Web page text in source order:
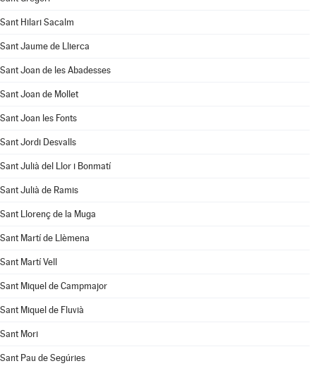
Sant Hilari Sacalm
Sant Jaume de Llierca
Sant Joan de les Abadesses
Sant Joan de Mollet
Sant Joan les Fonts
Sant Jordi Desvalls
Sant Julià del Llor i Bonmatí
Sant Julià de Ramis
Sant Llorenç de la Muga
Sant Martí de Llèmena
Sant Martí Vell
Sant Miquel de Campmajor
Sant Miquel de Fluvià
Sant Mori
Sant Pau de Segúries